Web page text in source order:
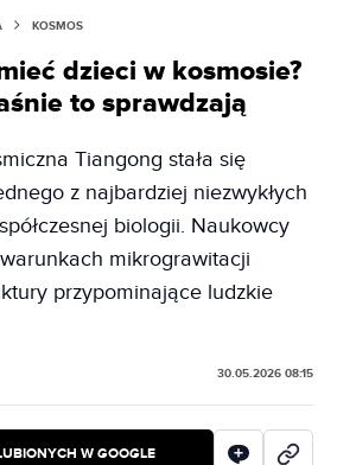
KOSMOS
dzieci w kosmosie?
to sprawdzają
Tiangong stała się
z najbardziej niezwykłych
biologii. Naukowcy
mikrograwitacji
przypominające ludzkie
30.05.2026 08:15
W GOOGLE